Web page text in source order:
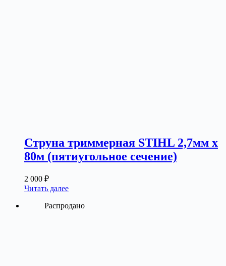
Струна триммерная STIHL 2,7мм х
80м (пятиугольное сечение)
2 000 ₽
Читать далее
Распродано